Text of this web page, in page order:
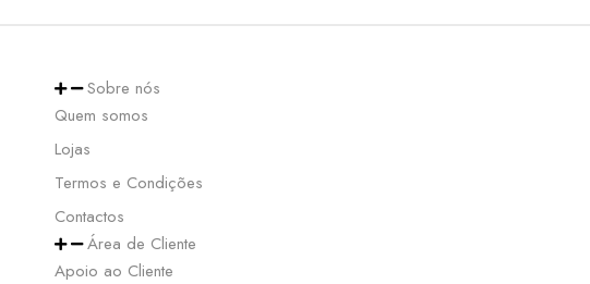
Sobre nós
Quem somos
Lojas
Termos e Condições
Contactos
Área de Cliente
Apoio ao Cliente